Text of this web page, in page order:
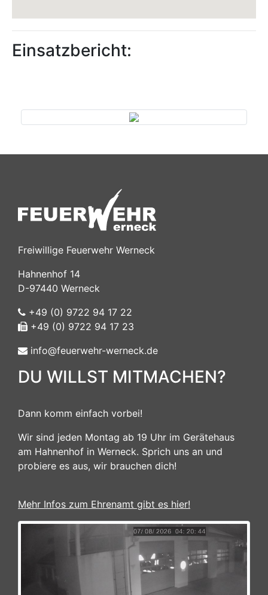
Einsatzbericht:
Previous Next
Freiwillige Feuerwehr Werneck
Hahnenhof 14
D-97440 Werneck
+49 (0) 9722 94 17 22
+49 (0) 9722 94 17 23
info@feuerwehr-werneck.de
DU WILLST MITMACHEN?
Dann komm einfach vorbei!
Wir sind jeden Montag ab 19 Uhr im Gerätehaus
am Hahnenhof in Werneck. Sprich uns an und
probiere es aus, wir brauchen dich!
Mehr Infos zum Ehrenamt gibt es hier!